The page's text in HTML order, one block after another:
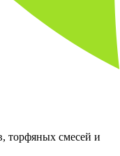
торфяных смесей и